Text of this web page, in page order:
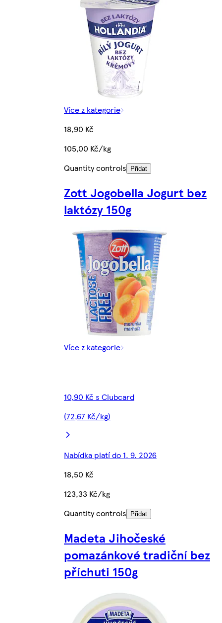
Více z kategorie
18,90 Kč
105,00 Kč/kg
Quantity controls
Přidat
Zott Jogobella Jogurt bez
laktózy 150g
Více z kategorie
10,90 Kč s Clubcard
(72,67 Kč/kg)
Nabídka platí do 1. 9. 2026
18,50 Kč
123,33 Kč/kg
Quantity controls
Přidat
Madeta Jihočeské
pomazánkové tradiční bez
příchuti 150g